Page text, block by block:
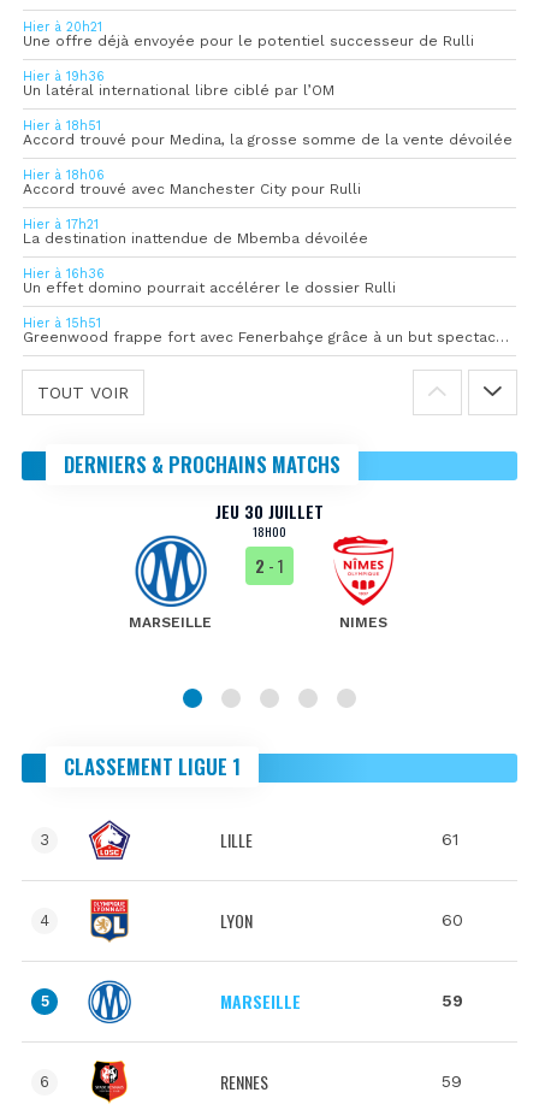
Hier à 20h21
Une offre déjà envoyée pour le potentiel successeur de Rulli
Hier à 19h36
Un latéral international libre ciblé par l’OM
Hier à 18h51
Accord trouvé pour Medina, la grosse somme de la vente dévoilée
Hier à 18h06
Accord trouvé avec Manchester City pour Rulli
Hier à 17h21
La destination inattendue de Mbemba dévoilée
Hier à 16h36
Un effet domino pourrait accélérer le dossier Rulli
Hier à 15h51
Greenwood frappe fort avec Fenerbahçe grâce à un but spectaculaire
TOUT VOIR
DERNIERS & PROCHAINS MATCHS
JEU 30 JUILLET
18H00
MARSEILLE
2 - 1
NIMES
CLASSEMENT LIGUE 1
3 LILLE 61
4 LYON 60
5 MARSEILLE 59
6 RENNES 59